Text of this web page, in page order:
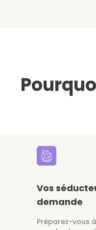
Vos
demande
Préparez-vous